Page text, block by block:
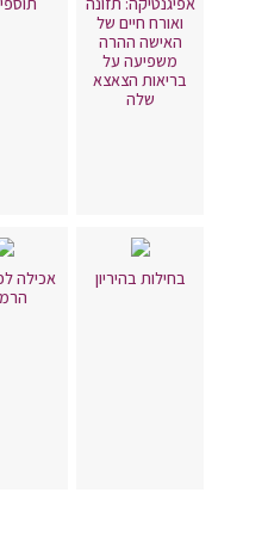
ואורח חיים של
האישה ההרה
משפיעה על
בריאות הצאצא
שלה
בחילות בהיריון
אכילה